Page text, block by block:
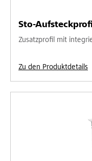
Sto-
Zusatzprofil mit
Zu den Produktdetails